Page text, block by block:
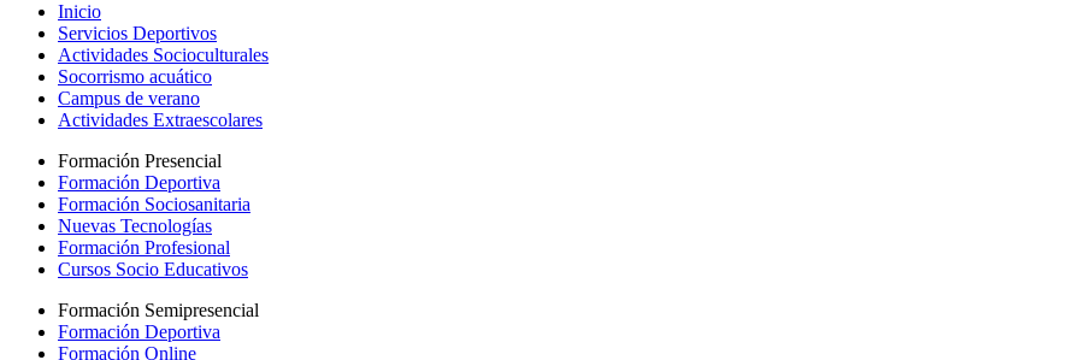
Inicio
Servicios Deportivos
Actividades Socioculturales
Socorrismo acuático
Campus de verano
Actividades Extraescolares
Formación Presencial
Formación Deportiva
Formación Sociosanitaria
Nuevas Tecnologías
Formación Profesional
Cursos Socio Educativos
Formación Semipresencial
Formación Deportiva
Formación Online